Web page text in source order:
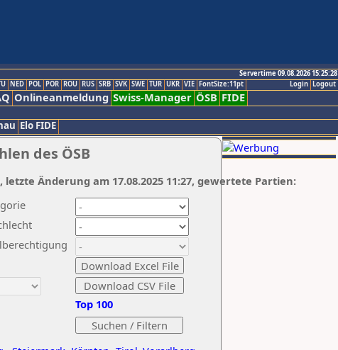
Servertime 09.08.2026 15:25:28
Logout
Login
NED POL POR ROU RUS SRB SVK SWE TUR UKR VIE FontSize:11pt
Onlineanmeldung Swiss-Manager ÖSB FIDE
Elo FIDE
des ÖSB
Top 100
letzte Änderung am 17.08.2025 11:27, gewertete Partien: